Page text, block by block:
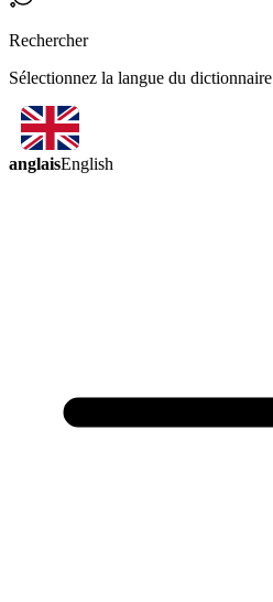
Rechercher
Sélectionnez la langue du dictionnaire
anglaisEnglish